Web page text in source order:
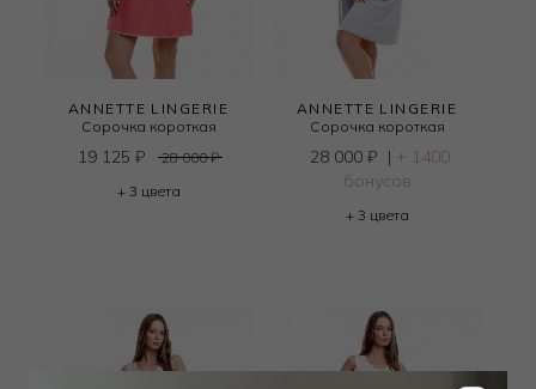
ANNETTE LINGERIE
Сорочка короткая
19 125 ₽ 28 000₽
+ 3 цвета
ANNETTE LINGERIE
Сорочка короткая
28 000 ₽ | + 1400
бонусов
+ 3 цвета